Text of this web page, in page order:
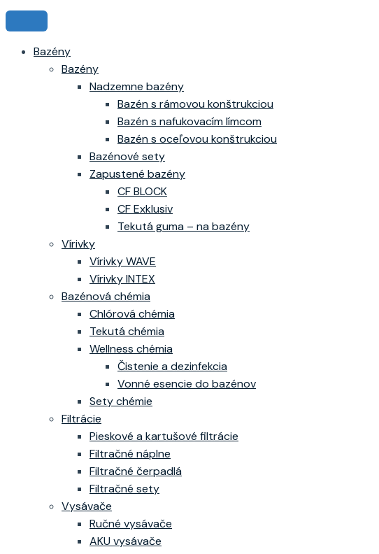
Bazény
Bazény
Nadzemne bazény
Bazén s rámovou konštrukciou
Bazén s nafukovacím límcom
Bazén s oceľovou konštrukciou
Bazénové sety
Zapustené bazény
CF BLOCK
CF Exklusiv
Tekutá guma – na bazény
Vírivky
Vírivky WAVE
Vírivky INTEX
Bazénová chémia
Chlórová chémia
Tekutá chémia
Wellness chémia
Čistenie a dezinfekcia
Vonné esencie do bazénov
Sety chémie
Filtrácie
Pieskové a kartušové filtrácie
Filtračné náplne
Filtračné čerpadlá
Filtračné sety
Vysávače
Ručné vysávače
AKU vysávače